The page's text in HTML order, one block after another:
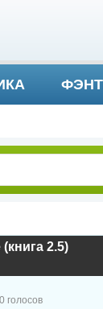
2.5)
0 голосов